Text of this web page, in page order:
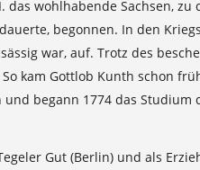
wohlhabende Sachsen, zu
begonnen. In den
war, auf. Trotz des
kam Gottlob Kunth schon
begann 1774 das Studium
Gut (Berlin) und als